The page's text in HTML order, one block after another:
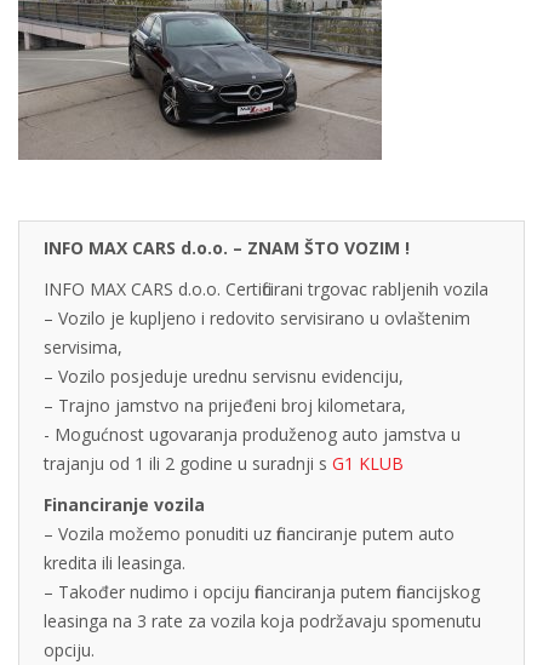
INFO MAX CARS d.o.o. – ZNAM ŠTO VOZIM !
INFO MAX CARS d.o.o. Certificirani trgovac rabljenih vozila
– Vozilo je kupljeno i redovito servisirano u ovlaštenim
servisima,
– Vozilo posjeduje urednu servisnu evidenciju,
– Trajno jamstvo na prijeđeni broj kilometara,
- Mogućnost ugovaranja produženog auto jamstva u
trajanju od 1 ili 2 godine u suradnji s G1 KLUB
Financiranje vozila
– Vozila možemo ponuditi uz financiranje putem auto
kredita ili leasinga.
– Također nudimo i opciju financiranja putem financijskog
leasinga na 3 rate za vozila koja podržavaju spomenutu
opciju.